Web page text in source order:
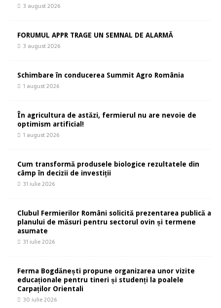
3 august 2026
FORUMUL APPR TRAGE UN SEMNAL DE ALARMĂ
3 august 2026
Schimbare în conducerea Summit Agro România
1 august 2026
În agricultura de astăzi, fermierul nu are nevoie de
optimism artificial!
1 august 2026
Cum transformă produsele biologice rezultatele din
câmp în decizii de investiții
31 iulie 2026
Clubul Fermierilor Români solicită prezentarea publică a
planului de măsuri pentru sectorul ovin și termene
asumate
31 iulie 2026
Ferma Bogdănești propune organizarea unor vizite
educaționale pentru tineri și studenți la poalele
Carpaților Orientali
30 iulie 2026